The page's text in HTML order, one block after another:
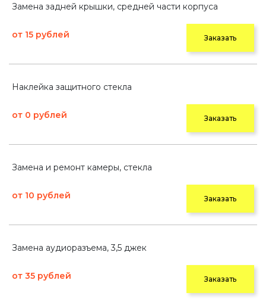
Замена задней крышки, средней части корпуса
от 15 рублей Заказать
Наклейка защитного стекла
от 0 рублей Заказать
Замена и ремонт камеры, стекла
от 10 рублей Заказать
Замена аудиоразъема, 3,5 джек
от 35 рублей Заказать